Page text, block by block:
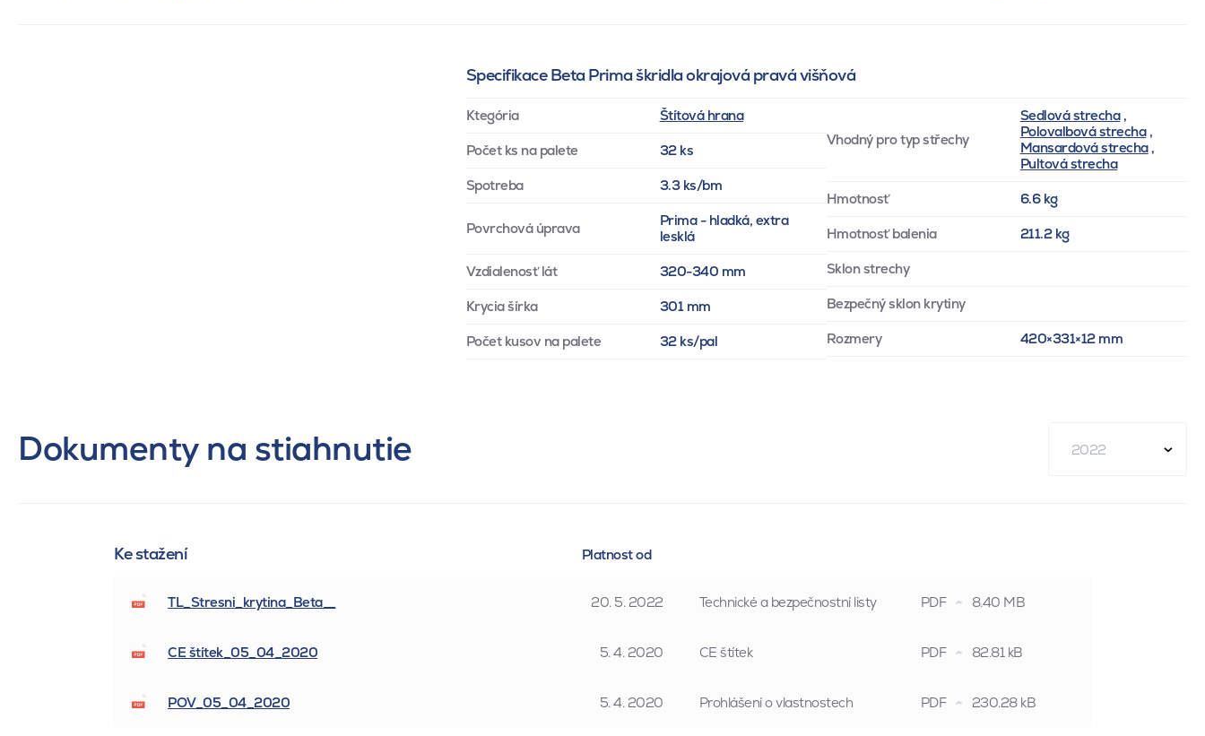
Specifikace Beta Prima škridla okrajová pravá višňová
Ktegória Štítová hrana
Počet ks na palete 32 ks
Spotreba 3.3 ks/bm
Povrchová úprava
Prima - hladká, extra
lesklá
Vzdialenosť lát 320-340 mm
Krycia šírka 301 mm
Počet kusov na palete 32 ks/pal
Vhodný pro typ střechy
Sedlová strecha,
Polovalbová strecha,
Mansardová strecha,
Pultová strecha
Hmotnosť 6.6 kg
Hmotnosť balenia 211.2 kg
Sklon strechy
Bezpečný sklon krytiny
Rozmery 420×331×12 mm
Dokumenty na stiahnutie 2022
Ke stažení
TL_Stresni_krytina_Beta__
Platnost od
20. 5. 2022 Technické a bezpečnostní listy PDF 8.40 MB
CE štítek_05_04_2020 5. 4. 2020 CE štítek PDF 82.81 kB
POV_05_04_2020 5. 4. 2020 Prohlášení o vlastnostech PDF 230.28 kB